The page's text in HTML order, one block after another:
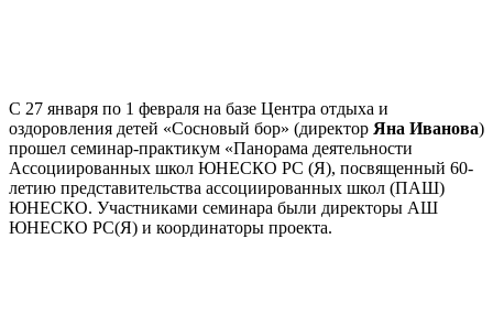
С 27 января по 1 февраля на базе Центра отдыха и
оздоровления детей «Сосновый бор» (директор Яна Иванова)
прошел семинар-практикум «Панорама деятельности
Ассоциированных школ ЮНЕСКО РС (Я), посвященный 60-
летию представительства ассоциированных школ (ПАШ)
ЮНЕСКО. Участниками семинара были директоры АШ
ЮНЕСКО РС(Я) и координаторы проекта.